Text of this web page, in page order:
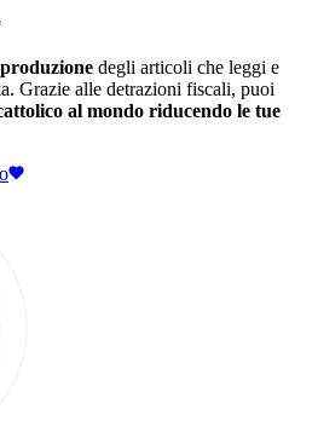
degli articoli che leggi e
Grazie alle detrazioni fiscali, puoi
al mondo riducendo le tue